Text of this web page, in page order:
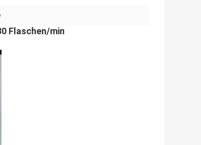
Flaschen/min